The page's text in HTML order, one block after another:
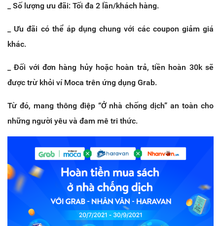
_ Số lượng ưu đãi: Tối đa 2 lần/khách hàng.
_ Ưu đãi có thể áp dụng chung với các coupon giảm giá
khác.
_ Đối với đơn hàng hủy hoặc hoàn trả, tiền hoàn 30k sẽ
được trừ khỏi ví Moca trên ứng dụng Grab.
Từ đó, mang thông điệp “Ở nhà chống dịch” an toàn cho
những người yêu và đam mê tri thức.